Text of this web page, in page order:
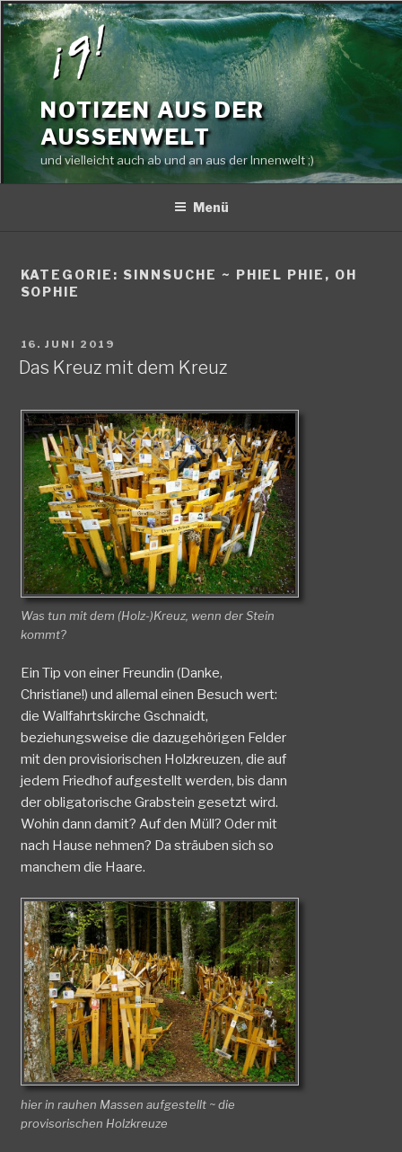
Zum
Inhalt
springen
NOTIZEN AUS DER
AUSSENWELT
und vielleicht auch ab und an aus der Innenwelt ;)
Menü
KATEGORIE: SINNSUCHE ~ PHIEL PHIE, OH
SOPHIE
VERÖFFENTLICHT
AM
16. JUNI 2019
Das Kreuz mit dem Kreuz
Was tun mit dem (Holz-)Kreuz, wenn der Stein
kommt?
Ein Tip von einer Freundin (Danke,
Christiane!) und allemal einen Besuch wert:
die Wallfahrtskirche Gschnaidt,
beziehungsweise die dazugehörigen Felder
mit den provisiorischen Holzkreuzen, die auf
jedem Friedhof aufgestellt werden, bis dann
der obligatorische Grabstein gesetzt wird.
Wohin dann damit? Auf den Müll? Oder mit
nach Hause nehmen? Da sträuben sich so
manchem die Haare.
hier in rauhen Massen aufgestellt ~ die
provisorischen Holzkreuze